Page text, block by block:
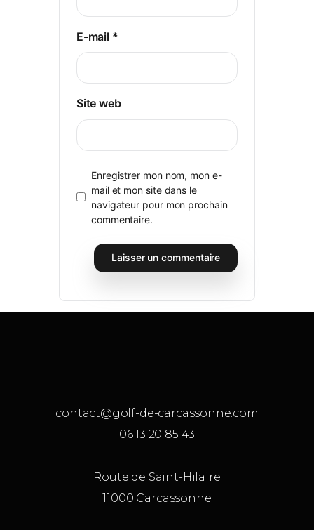
E-mail *
Site web
Enregistrer mon nom, mon e-
mail et mon site dans le
navigateur pour mon prochain
commentaire.
contact@golf-de-carcassonne.com
06 13 20 85 43
Route de Saint-Hilaire
11000 Carcassonne